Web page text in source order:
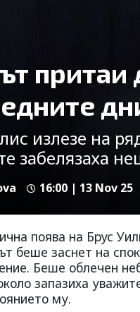
излезе на
забелязаха
16:00 | 13 Nov 25
поява на Брус
беше заснет на
Беше облечен
запазиха
му.